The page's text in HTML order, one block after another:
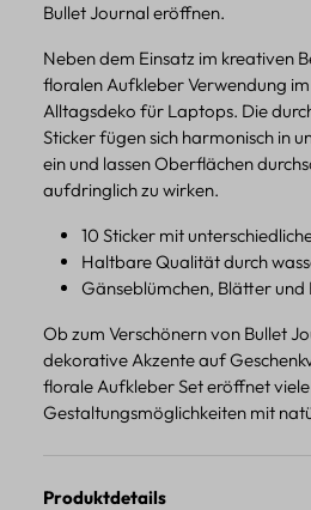
Bullet Journal eröffnen.
Neben dem Einsatz im kreativen
floralen Aufkleber Verwendung
Alltagsdeko für Laptops. Die
Sticker fügen sich harmonisch in
ein und lassen Oberflächen
aufdringlich zu wirken.
10 Sticker mit
Haltbare Qualität durch
Gänseblümchen, Blätter
Ob zum Verschönern von Bullet
dekorative Akzente auf
florale Aufkleber Set eröffnet viele
Gestaltungsmöglichkeiten mit
Produktdetails